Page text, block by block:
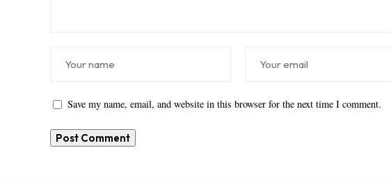
Save my name, email, and website in this browser for the next time I comment.